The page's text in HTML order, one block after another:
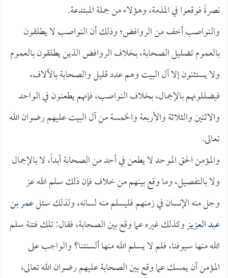
نصرةً فوقعوا في المذمة، وهؤلاء من جملة المبتدعة.
والنواصب أخف من الروافض؛ وذلك أن النواصب لا يطلقون
بالعموم تضليل الصحابة، بخلاف الروافض الذين يطلقون بالعموم
ولا يستثنون إلا آل البيت وهم عدد قليل والصحابة بالآلاف،
فيضللونهم بالإجمال، بخلاف النواصب، فإنهم يطعنون في الواحد
والاثنين والثلاثة والأربعة والخمسة من آل البيت عليهم رضوان الله
تعالى.
والمؤمن الحق الموحد لا يطعن في أحد من الصحابة أبداً، لا بالإجمال
ولا بالتفصيل، وما وقع بينهم من خلاف فإن ذلك سلم الله عز
وجل منه الإنسان في زمنهم فليسلم منه لسانه، ولذلك سئلعمر بن
عبد العزيزوكذلك غيره عما وقع بين الصحابة، فقال: تلك فتنة سلم
الله منها سيوفنا، فلم لا يسلم الله منها ألسنتنا؟ والواجب على
المؤمن أن يمسك عما وقع بين الصحابة عليهم رضوان الله تعالى،